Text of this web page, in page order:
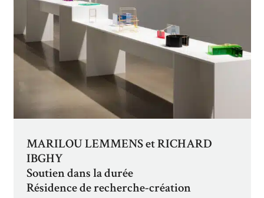
MARILOU LEMMENS et RICHARD
IBGHY
Soutien dans la durée
Résidence de recherche-création